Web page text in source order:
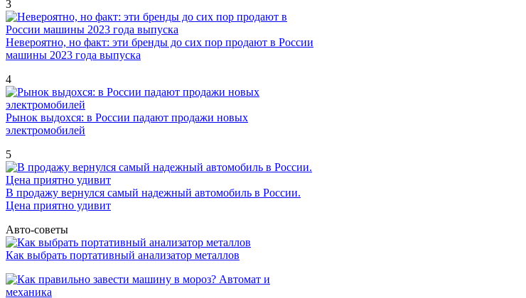
3
Невероятно, но факт: эти бренды до сих пор продают в России
машины 2023 года выпуска
4
Рынок выдохся: в России падают продажи новых
электромобилей
5
В продажу вернулся самый надежный автомобиль в России.
Цена приятно удивит
Авто-советы
Как выбрать портативный анализатор металлов